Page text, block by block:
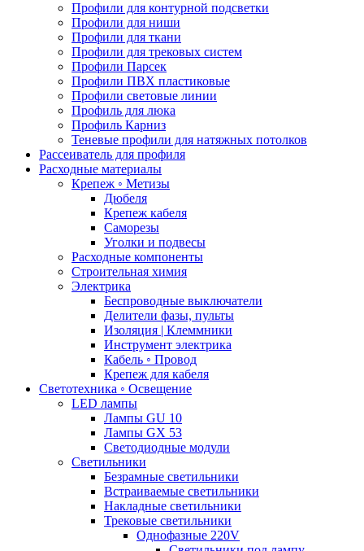
Профили для контурной подсветки
Профили для ниши
Профили для ткани
Профили для трековых систем
Профили Парсек
Профили ПВХ пластиковые
Профили световые линии
Профиль для люка
Профиль Карниз
Теневые профили для натяжных потолков
Рассеиватель для профиля
Расходные материалы
Крепеж ◦ Метизы
Дюбеля
Крепеж кабеля
Саморезы
Уголки и подвесы
Расходные компоненты
Строительная химия
Электрика
Беспроводные выключатели
Делители фазы, пульты
Изоляция | Клеммники
Инструмент электрика
Кабель ◦ Провод
Крепеж для кабеля
Светотехника ◦ Освещение
LED лампы
Лампы GU 10
Лампы GX 53
Светодиодные модули
Светильники
Безрамные светильники
Встраиваемые светильники
Накладные светильники
Трековые светильники
Однофазные 220V